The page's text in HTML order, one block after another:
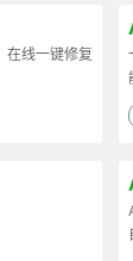
在线一键修复